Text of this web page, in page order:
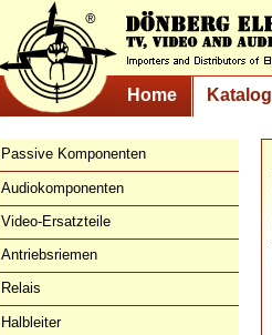
Home Katalog
Passive Komponenten
Audiokomponenten
Video-Ersatzteile
Antriebsriemen
Relais
Halbleiter